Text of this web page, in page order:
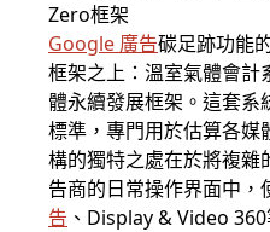
Zero框架
Google 廣告碳足跡功能
框架之上：溫室氣體會
體永續發展框架。這套
標準，專門用於估算各媒
構的獨特之處在於將複雜
告商的日常操作界面中，
告 、Display & Video